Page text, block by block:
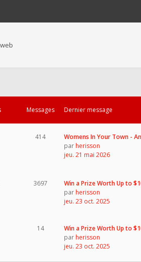
Messages Dernier message
414
Womens In Your Town -
par herisson
jeu. 21 mai 2026
3697
Win a Prize Worth Up to
par herisson
jeu. 23 oct. 2025
14
Win a Prize Worth Up to
par herisson
jeu. 23 oct. 2025